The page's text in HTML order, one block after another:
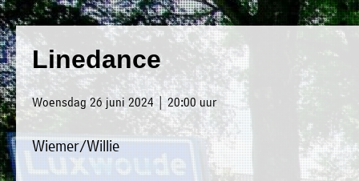
Linedance
Woensdag 26 juni 2024 | 20:00 uur
Wiemer/Willie
»
Home
»
Welkom
»
Nieuws
Luxwoude.net
website@luxwoude.net
Plaatselijk
belang
dit
moment